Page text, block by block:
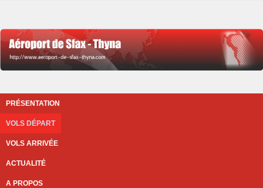
PRÉSENTATION
VOLS DÉPART
VOLS ARRIVÉE
ACTUALITÉ
A PROPOS